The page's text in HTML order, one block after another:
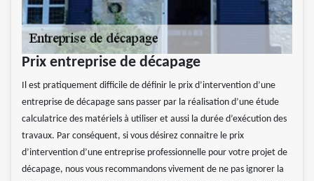
Prix entreprise de décapage
Il est pratiquement difficile de définir le prix d’intervention d’une
entreprise de décapage sans passer par la réalisation d’une étude
calculatrice des matériels à utiliser et aussi la durée d’exécution des
travaux. Par conséquent, si vous désirez connaitre le prix
d’intervention d’une entreprise professionnelle pour votre projet de
décapage, nous vous recommandons vivement de ne pas ignorer la